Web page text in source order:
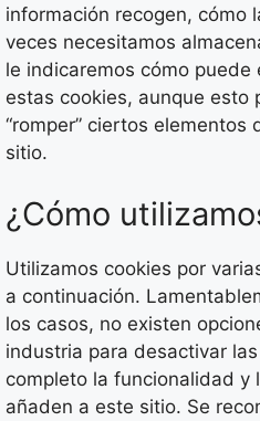
información recogen, cómo
veces necesitamos
le indicaremos cómo puede
estas cookies, aunque esto
“romper” ciertos
sitio.
¿Cómo
Utilizamos cookies por
a continuación.
los casos, no existen
industria para desactivar
completo la funcionalidad y
añaden a este sitio. Se